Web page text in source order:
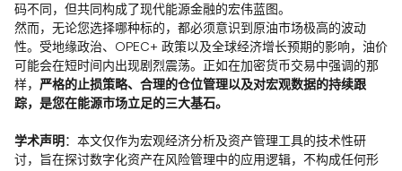
码不同，但共同构成了现代能源金融的宏伟蓝图。
然而，无论您选择哪种标的，都必须意识到原油市场极高的波动
性。受地缘政治、OPEC+ 政策以及全球经济增长预期的影响，油价
可能会在短时间内出现剧烈震荡。正如在加密货币交易中强调的那
样， 严格的止损策略、合理的仓位管理以及对宏观数据的持续跟
踪，是您在能源市场立足的三大基石。
学术声明：本文仅作为宏观经济分析及资产管理工具的技术性研
讨，旨在探讨数字化资产在风险管理中的应用逻辑，不构成任何形